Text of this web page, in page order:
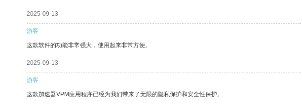
2025-09-13
游客
这款软件的功能非常强大，使用起来非常方便。
2025-09-13
游客
这款加速器VPM应用程序已经为我们带来了无限的隐私保护和安全性保护。